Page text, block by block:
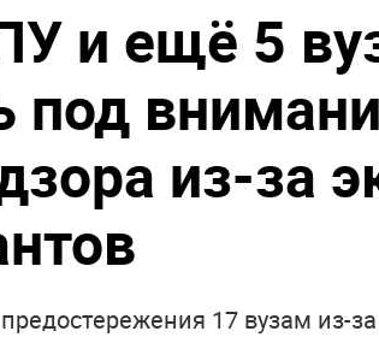
и ещё 5
под
из-за
17 вузам из-